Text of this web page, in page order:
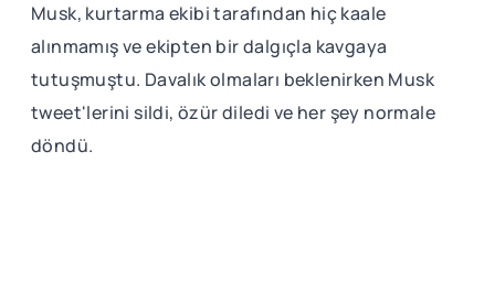
Musk, kurtarma ekibi tarafından hiç kaale
alınmamış ve ekipten bir dalgıçla kavgaya
tutuşmuştu. Davalık olmaları beklenirken Musk
tweet'lerini sildi, özür diledi ve her şey normale
döndü.